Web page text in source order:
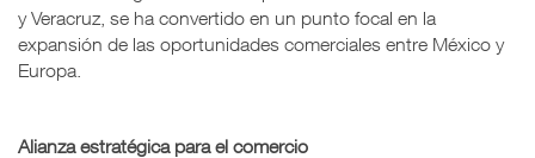
y Veracruz, se ha convertido en un punto focal en la
expansión de las oportunidades comerciales entre México y
Europa.
Alianza estratégica para el comercio